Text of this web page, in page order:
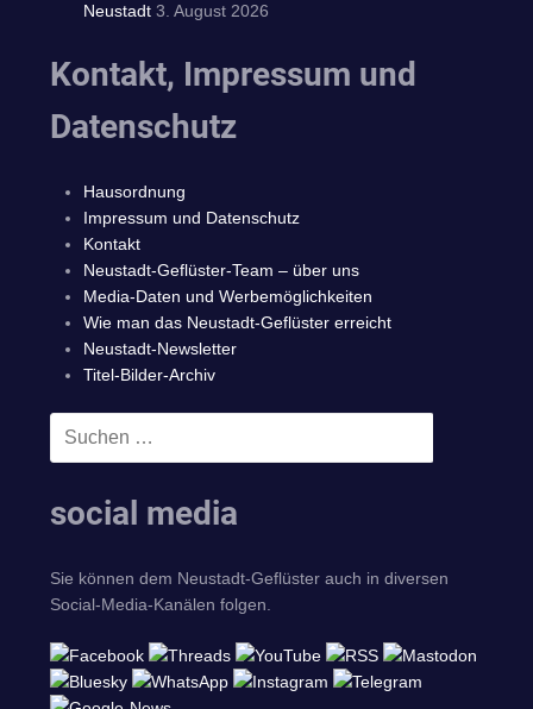
Neustadt 3. August 2026
Kontakt, Impressum und
Datenschutz
Hausordnung
Impressum und Datenschutz
Kontakt
Neustadt-Geflüster-Team – über uns
Media-Daten und Werbemöglichkeiten
Wie man das Neustadt-Geflüster erreicht
Neustadt-Newsletter
Titel-Bilder-Archiv
Suchen
social media
Sie können dem Neustadt-Geflüster auch in diversen
Social-Media-Kanälen folgen.